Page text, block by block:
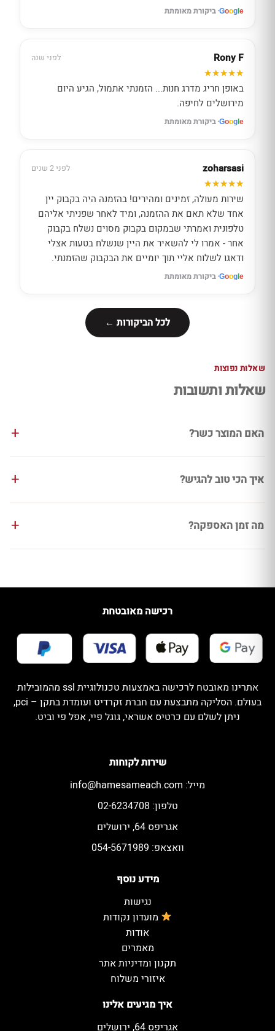
Google · ביקורת מאומתת
Rony F לפני שנה
באופן חריג מדרג חנות... הזמנתי אתמול, הגיע היום
מירושלים לחיפה.
Google · ביקורת מאומתת
zoharsasi לפני 2 שנים
שירות מעולה, זמינים ומהירים! בהזמנה היה בקבוק יין
אחד שלא תאם את ההזמנה, ומיד לאחר שפניתי אליהם
טלפונית ואמרתי שבמקום בקבוק מסוים נשלח בקבוק
אחר - אמרו לי להשאיר את היין שנשלח בטעות אצלי
ודאגו לשלוח אליי תוך יומיים את הבקבוק שהזמנתי.
Google · ביקורת מאומתת
לכל הביקורות ←
שאלות נפוצות
שאלות ותשובות
האם המוצר כשר?
איך הכי טוב להגיש?
מה זמן האספקה?
איך מגיעים אלינו
אגריפס 64, ירושלים
מידע נוסף
נגישות
מועדון נקודות
אודות
מאמרים
תקנון ומדיניות אתר
איזורי משלוח
שירות לקוחות
מייל: info@hamesameach.com
טלפון: 02-6234708
אגריפס 64, ירושלים
וואצאפ: 054-5671989
רכישה מאובטחת
אתרינו מאובטח לרכישה באמצעות טכנולוגיית ssl מהמובילות
בעולם. הסליקה מתבצעת עם חברת זקרדיט ועומדת בתקן – pci,
ניתן לשלם עם כרטיס אשראי, גוגל פיי, אפל פי וביט.